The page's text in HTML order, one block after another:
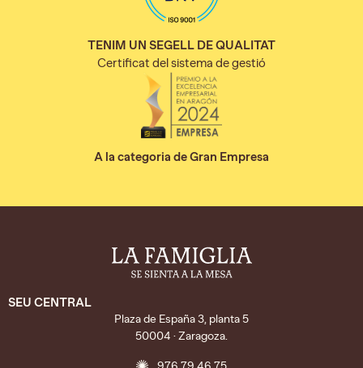
TENIM UN SEGELL DE QUALITAT
Certificat del sistema de gestió
A la categoria de Gran Empresa
SEU CENTRAL
Plaza de España 3, planta 5
50004 · Zaragoza.